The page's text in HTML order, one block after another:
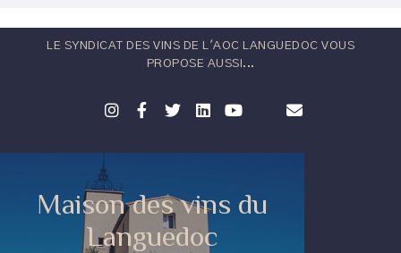
LE SYNDICAT DES VINS DE L'AOC LANGUEDOC VOUS
PROPOSE AUSSI...
Maison des vins du
Languedoc